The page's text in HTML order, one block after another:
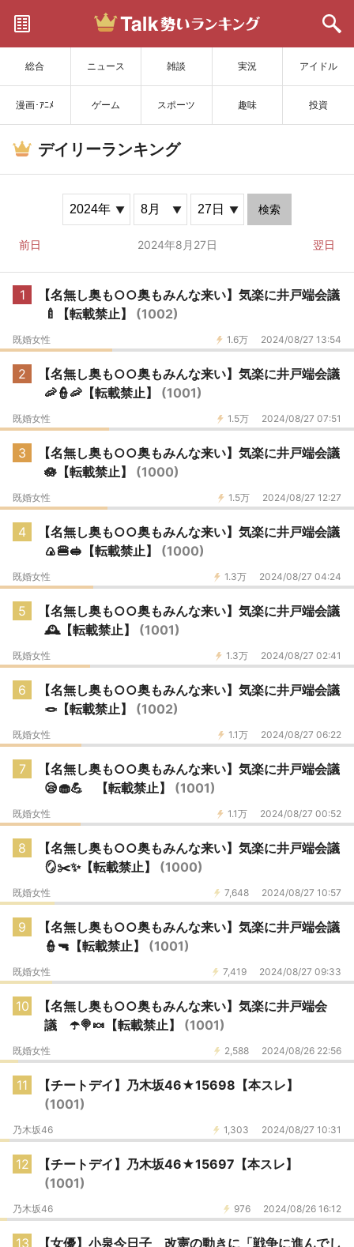
総合 ニュース 雑談 実況 アイドル
漫画･ｱﾆﾒ ゲーム スポーツ 趣味 投資
サイトを更新
デイリーランキング
検索
前日 2024年8月27日 翌日
1
【名無し奥も○○奥もみんな来い】気楽に井戸端会議
🍼【転載禁止】 (1002)
1.6万 2024/08/27 13:54
既婚女性
2
【名無し奥も○○奥もみんな来い】気楽に井戸端会議
🦐👮🦐【転載禁止】 (1001)
1.5万 2024/08/27 07:51
既婚女性
3
【名無し奥も○○奥もみんな来い】気楽に井戸端会議
🪷【転載禁止】 (1000)
1.5万 2024/08/27 12:27
既婚女性
4
【名無し奥も○○奥もみんな来い】気楽に井戸端会議
🍙🍔🥪【転載禁止】 (1000)
1.3万 2024/08/27 04:24
既婚女性
5
【名無し奥も○○奥もみんな来い】気楽に井戸端会議
🕰【転載禁止】 (1001)
1.3万 2024/08/27 02:41
既婚女性
6
【名無し奥も○○奥もみんな来い】気楽に井戸端会議
🪢【転載禁止】 (1002)
1.1万 2024/08/27 06:22
既婚女性
7
【名無し奥も○○奥もみんな来い】気楽に井戸端会議
😪🧁💪 【転載禁止】 (1001)
1.1万 2024/08/27 00:52
既婚女性
8
【名無し奥も○○奥もみんな来い】気楽に井戸端会議
🪞✂️✨️【転載禁止】 (1000)
7,648 2024/08/27 10:57
既婚女性
9
【名無し奥も○○奥もみんな来い】気楽に井戸端会議
👮🔫【転載禁止】 (1001)
7,419 2024/08/27 09:33
既婚女性
10
【名無し奥も○○奥もみんな来い】気楽に井戸端会
議 ☂️🍭🍬【転載禁止】 (1001)
2,588 2024/08/26 22:56
既婚女性
11
【チートデイ】乃木坂46★15698【本スレ】
(1001)
1,303 2024/08/27 10:31
乃木坂46
12
【チートデイ】乃木坂46★15697【本スレ】
(1001)
976 2024/08/26 16:12
乃木坂46
13
【女優】小泉今日子 改憲の動きに「戦争に進んでし